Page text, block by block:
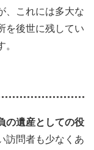
、これには多大な
を後世に残してい
。
の遺産としての役
訪問者も少なくあ